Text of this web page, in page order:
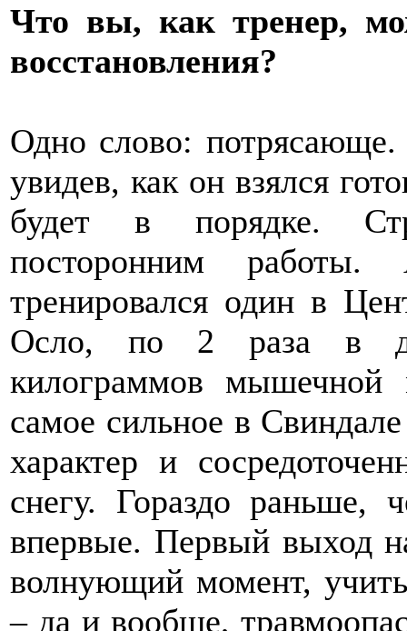
Что вы, как тренер,
восстановления?
Одно слово:
увидев, как он взялся
будет в порядке.
посторонним
тренировался один в
Осло, по 2 раза в
килограммов
самое сильное в
характер и
снегу. Гораздо раньше,
впервые. Первый выход
волнующий момент,
– да и вообще,